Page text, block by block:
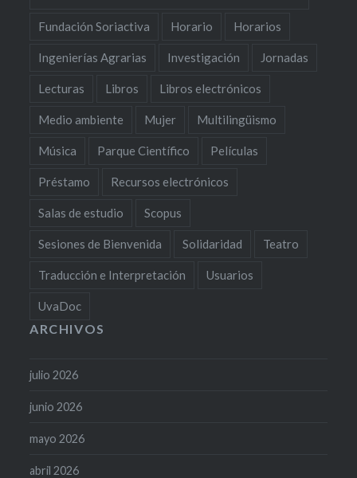
Fundación Soriactiva Horario Horarios
Ingenierías Agrarias Investigación Jornadas
Lecturas Libros Libros electrónicos
Medio ambiente Mujer Multilingüismo
Música Parque Científico Películas
Préstamo Recursos electrónicos
Salas de estudio Scopus
Sesiones de Bienvenida Solidaridad Teatro
Traducción e Interpretación Usuarios
UvaDoc
ARCHIVOS
julio 2026
junio 2026
mayo 2026
abril 2026